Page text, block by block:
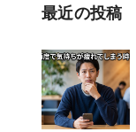
最近の投稿